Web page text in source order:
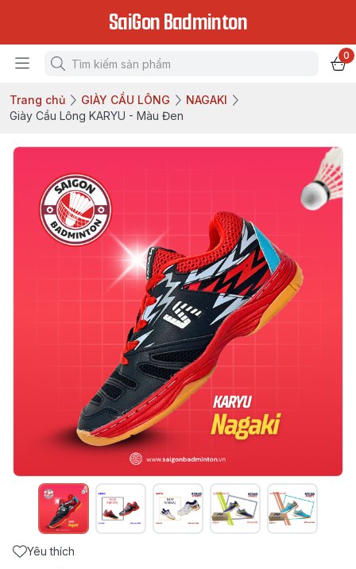
SaiGon Badminton
0
Trang chủ GIÀY CẦU LÔNG
NAGAKI
Giày Cầu Lông KARYU - Màu Đen
Yêu thích